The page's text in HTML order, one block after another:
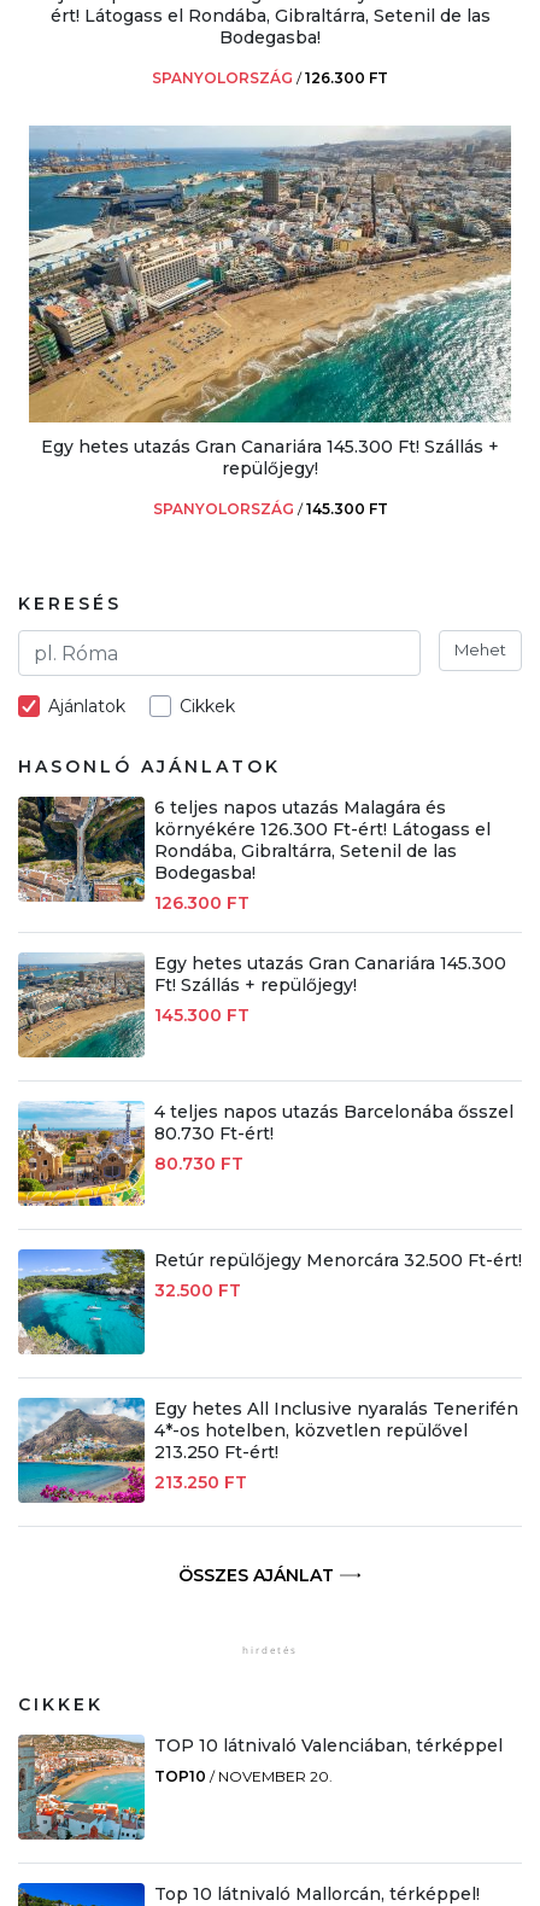
ért! Látogass el Rondába, Gibraltárra, Setenil de las
Bodegasba!
SPANYOLORSZÁG /126.300 FT
Egy hetes utazás Gran Canariára 145.300 Ft! Szállás +
repülőjegy!
SPANYOLORSZÁG /145.300 FT
KERESÉS
Mehet
Ajánlatok Cikkek
HASONLÓ AJÁNLATOK
6 teljes napos utazás Malagára és
környékére 126.300 Ft-ért! Látogass el
Rondába, Gibraltárra, Setenil de las
Bodegasba!
126.300 FT
Egy hetes utazás Gran Canariára 145.300
Ft! Szállás + repülőjegy!
145.300 FT
4 teljes napos utazás Barcelonába ősszel
80.730 Ft-ért!
80.730 FT
Retúr repülőjegy Menorcára 32.500 Ft-ért!
32.500 FT
Egy hetes All Inclusive nyaralás Tenerifén
4*-os hotelben, közvetlen repülővel
213.250 Ft-ért!
213.250 FT
ÖSSZES AJÁNLAT
CIKKEK
TOP 10 látnivaló Valenciában, térképpel
TOP10 / NOVEMBER 20.
Top 10 látnivaló Mallorcán, térképpel!